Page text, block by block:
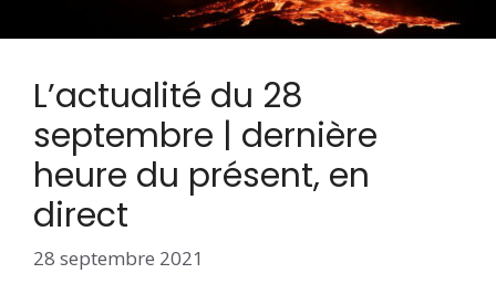
L’actualité du 28
septembre | dernière
heure du présent, en
direct
28 septembre 2021